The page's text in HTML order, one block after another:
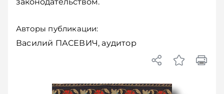
Авторы публикации:
Василий ПАСЕВИЧ, аудитор